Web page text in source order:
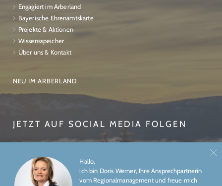
Hallo,
ich bin Doris Werner, Ihre Ansprechpartnerin
vom Regionalmanagement und freue mich
Engagiert im Arberland
Bayerische Ehrenamtskarte
Projekte & Aktionen
Wissensspeicher
Über uns & Kontakt
NEU IM ARBERLAND
JETZT AUF SOCIAL MEDIA FOLGEN